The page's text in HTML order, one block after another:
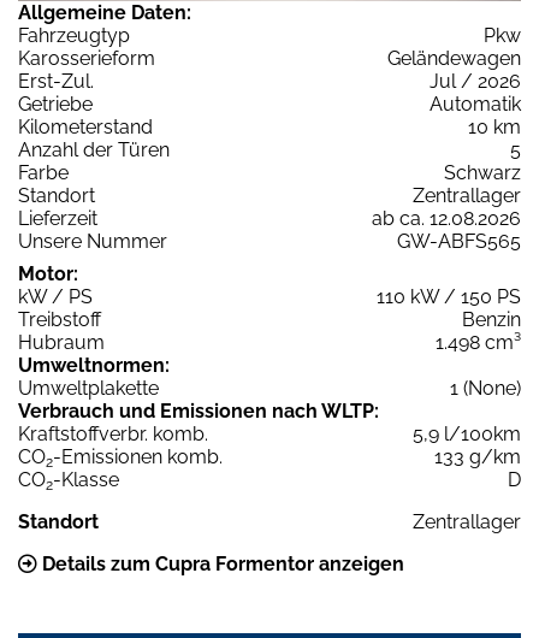
Allgemeine Daten:
Fahrzeugtyp
Pkw
Karosserieform
Geländewagen
Erst-Zul.
Jul / 2026
Getriebe
Automatik
Kilometerstand
10 km
Anzahl der Türen
5
Farbe
Schwarz
Standort
Zentrallager
Lieferzeit
ab ca. 12.08.2026
Unsere Nummer
GW-ABFS565
Motor:
kW / PS
110 kW / 150 PS
Treibstoff
Benzin
Hubraum
1.498 cm³
Umweltnormen:
Umweltplakette
1 (None)
Verbrauch und Emissionen nach WLTP:
Kraftstoffverbr. komb.
5,9 l/100km
CO2-Emissionen komb.
133 g/km
CO2-Klasse
D
Standort
Zentrallager
Details zum Cupra Formentor anzeigen